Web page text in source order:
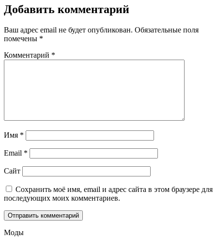
Добавить комментарий
Ваш адрес email не будет опубликован. Обязательные поля
помечены *
Комментарий *
Имя *
Email *
Сайт
Сохранить моё имя, email и адрес сайта в этом браузере для
последующих моих комментариев.
Моды